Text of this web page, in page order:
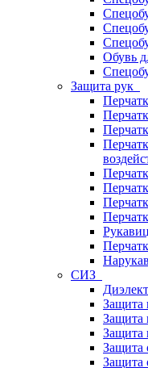
Обувь
Защита рук
СИЗ
Защита
Защита
Защита
Защита
Защита